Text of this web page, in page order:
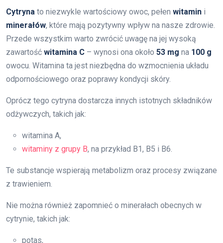
Cytryna to niezwykle wartościowy owoc, pełen witamin i
minerałów, które mają pozytywny wpływ na nasze zdrowie.
Przede wszystkim warto zwrócić uwagę na jej wysoką
zawartość witamina C – wynosi ona około 53 mg na 100 g
owocu. Witamina ta jest niezbędna do wzmocnienia układu
odpornościowego oraz poprawy kondycji skóry.
Oprócz tego cytryna dostarcza innych istotnych składników
odżywczych, takich jak:
witamina A,
witaminy z grupy B, na przykład B1, B5 i B6.
Te substancje wspierają metabolizm oraz procesy związane
z trawieniem.
Nie można również zapomnieć o minerałach obecnych w
cytrynie, takich jak:
potas,